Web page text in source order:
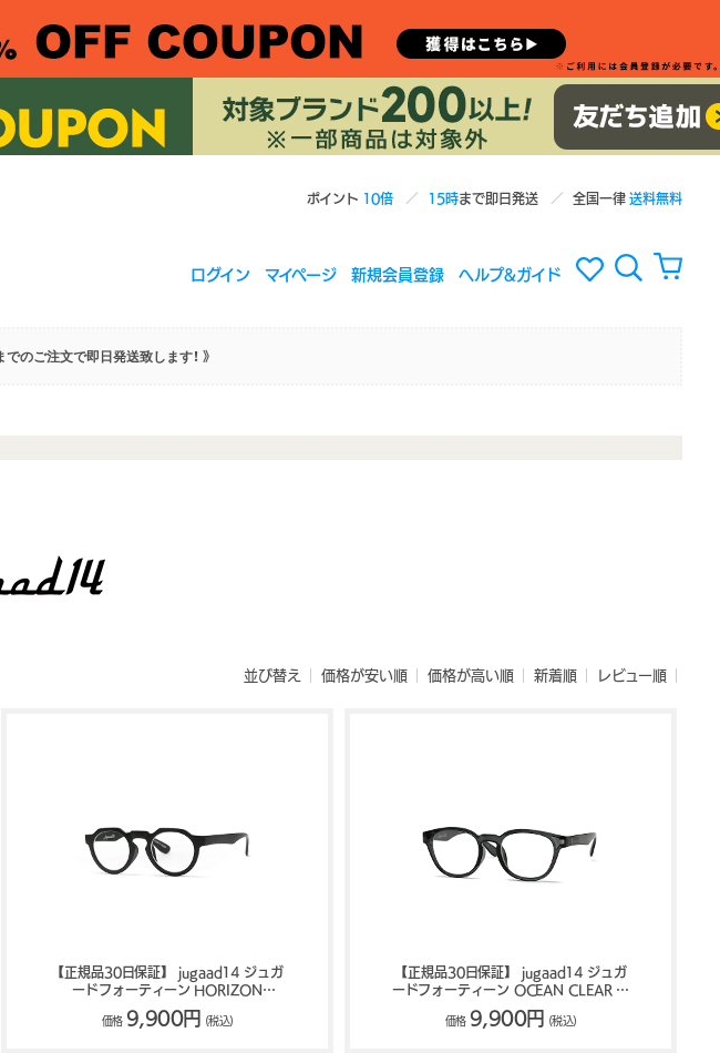
ポイント 10倍 15時まで即日発送 全国一律送料無料
ログイン マイページ 新規会員登録 ヘルプ&ガイド
のご注文で即日発送致します！ 》
並び替え 価格が安い順 価格が高い順 新着順 レビュー順
【正規品30日保証】 jugaad14 ジュガ
ードフォーティーン HORIZON
MATTE リーディンググラス
122500469
価格 9,900円 (税込)
【正規品30日保証】 jugaad14 ジュガ
ードフォーティーン OCEAN CLEAR リ
ーディンググラス 122500467
価格 9,900円 (税込)